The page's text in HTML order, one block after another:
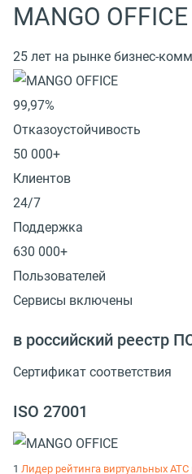
MANGO OFFICE
25 лет на рынке бизнес-
99,97%
Отказоустойчивость
50 000+
Клиентов
24/7
Поддержка
630 000+
Пользователей
Сервисы включены
в российский реестр
Сертификат соответствия
ISO 27001
1 Лидер рейтинга виртуальных